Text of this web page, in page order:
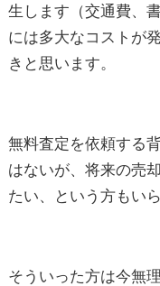
生します（交通費、
には多大なコストが
きと思います。
無料査定を依頼する
はないが、将来の売
たい、という方もい
そういった方は今無